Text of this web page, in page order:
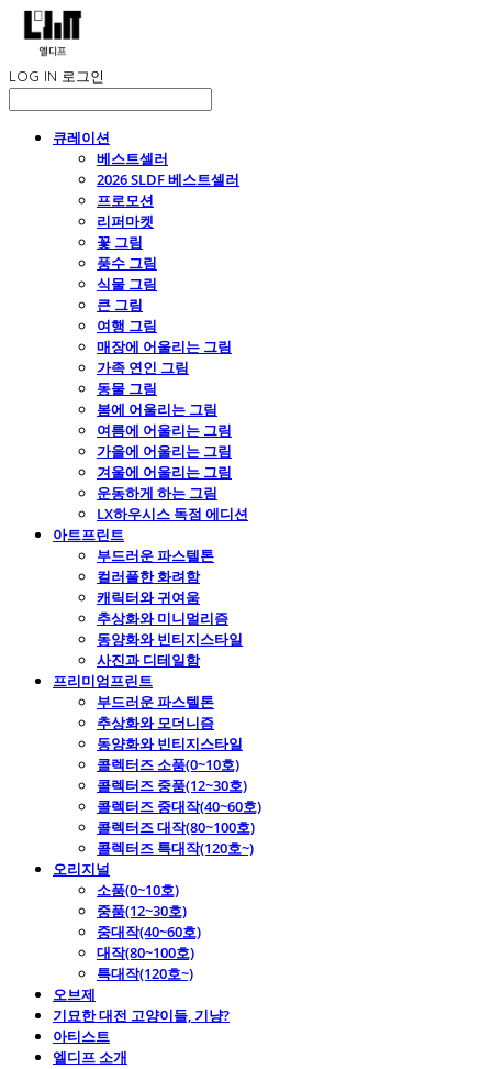
LOG IN 로그인
큐레이션
베스트셀러
2026 SLDF 베스트셀러
프로모션
리퍼마켓
꽃 그림
풍수 그림
식물 그림
큰 그림
여행 그림
매장에 어울리는 그림
가족 연인 그림
동물 그림
봄에 어울리는 그림
여름에 어울리는 그림
가을에 어울리는 그림
겨울에 어울리는 그림
운동하게 하는 그림
LX하우시스 독점 에디션
아트프린트
부드러운 파스텔톤
컬러풀한 화려함
캐릭터와 귀여움
추상화와 미니멀리즘
동양화와 빈티지스타일
사진과 디테일함
프리미엄프린트
부드러운 파스텔톤
추상화와 모더니즘
동양화와 빈티지스타일
콜렉터즈 소품(0~10호)
콜렉터즈 중품(12~30호)
콜렉터즈 중대작(40~60호)
콜렉터즈 대작(80~100호)
콜렉터즈 특대작(120호~)
오리지널
소품(0~10호)
중품(12~30호)
중대작(40~60호)
대작(80~100호)
특대작(120호~)
오브제
기묘한 대전 고양이들, 기냥?
아티스트
엘디프 소개